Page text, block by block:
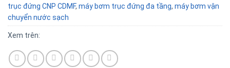
trục đứng CNP CDMF, máy bơm trục đứng đa tầng, máy bơm vận
chuyển nước sạch
Xem trên: